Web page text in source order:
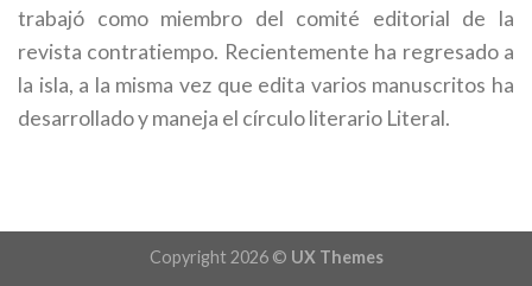
trabajó como miembro del comité editorial de la
revista contratiempo. Recientemente ha regresado a
la isla, a la misma vez que edita varios manuscritos ha
desarrollado y maneja el círculo literario Literal.
Copyright 2026 © UX Themes